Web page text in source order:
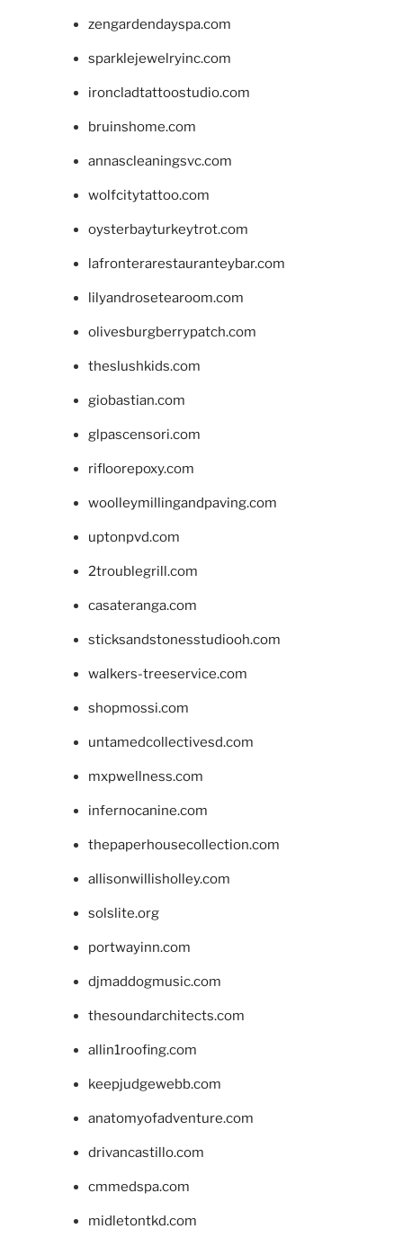
zengardendayspa.com
sparklejewelryinc.com
ironcladtattoostudio.com
bruinshome.com
annascleaningsvc.com
wolfcitytattoo.com
oysterbayturkeytrot.com
lafronterarestauranteybar.com
lilyandrosetearoom.com
olivesburgberrypatch.com
theslushkids.com
giobastian.com
glpascensori.com
rifloorepoxy.com
woolleymillingandpaving.com
uptonpvd.com
2troublegrill.com
casateranga.com
sticksandstonesstudiooh.com
walkers-treeservice.com
shopmossi.com
untamedcollectivesd.com
mxpwellness.com
infernocanine.com
thepaperhousecollection.com
allisonwillisholley.com
solslite.org
portwayinn.com
djmaddogmusic.com
thesoundarchitects.com
allin1roofing.com
keepjudgewebb.com
anatomyofadventure.com
drivancastillo.com
cmmedspa.com
midletontkd.com